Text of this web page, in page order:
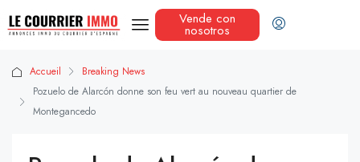
Vende con
nosotros
Accueil
Breaking News
Pozuelo de Alarcón donne son feu vert au nouveau quartier de
Montegancedo